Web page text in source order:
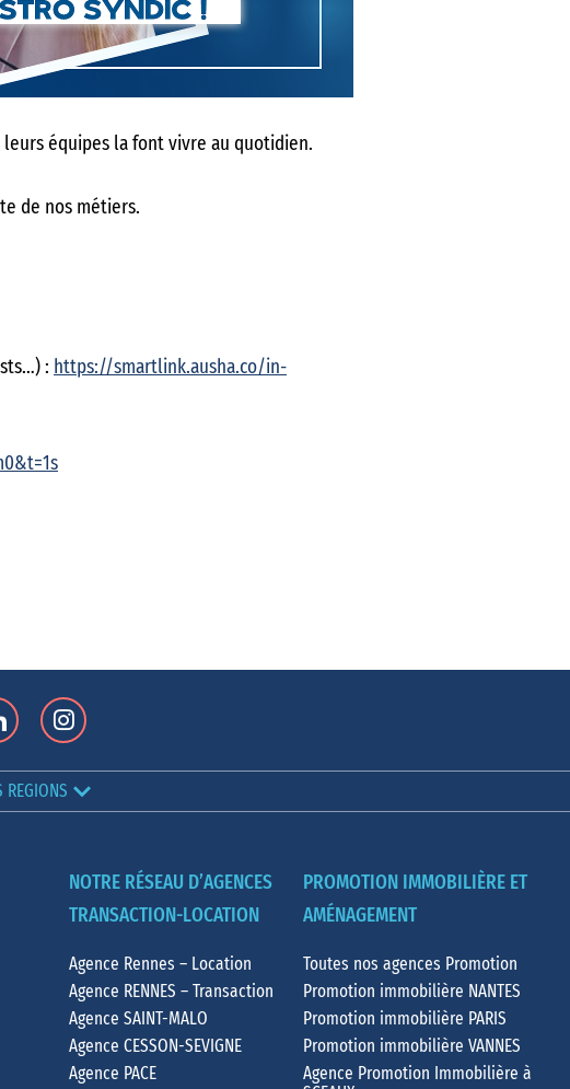
équipes la font vivre au quotidien.
de nos métiers.
: https://smartlink.ausha.co/in-
REGIONS
NOTRE RÉSEAU D’AGENCES
TRANSACTION-LOCATION
Agence Rennes – Location
Agence RENNES – Transaction
Agence SAINT-MALO
Agence CESSON-SEVIGNE
Agence PACE
PROMOTION IMMOBILIÈRE ET
AMÉNAGEMENT
Toutes nos agences Promotion
Promotion immobilière NANTES
Promotion immobilière PARIS
Promotion immobilière VANNES
Agence Promotion Immobilière à